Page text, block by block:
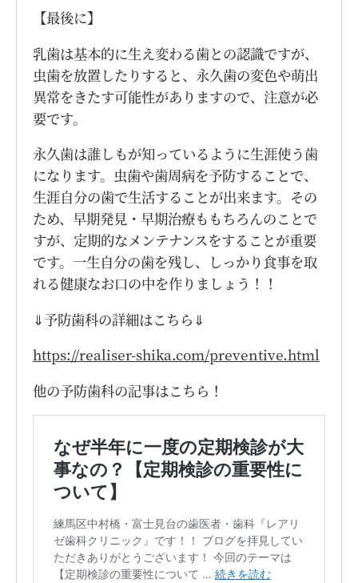
【最後に】
乳歯は基本的に生え変わる歯との認識ですが、
虫歯を放置したりすると、永久歯の変色や萌出
異常をきたす可能性がありますので、注意が必
要です。
永久歯は誰しもが知っているように生涯使う歯
になります。虫歯や歯周病を予防することで、
生涯自分の歯で生活することが出来ます。その
ため、早期発見・早期治療ももちろんのことで
すが、定期的なメンテナンスをすることが重要
です。一生自分の歯を残し、しっかり食事を取
れる健康なお口の中を作りましょう！！
⇓予防歯科の詳細はこちら⇓
https://realiser-shika.com/preventive.html
他の予防歯科の記事はこちら！